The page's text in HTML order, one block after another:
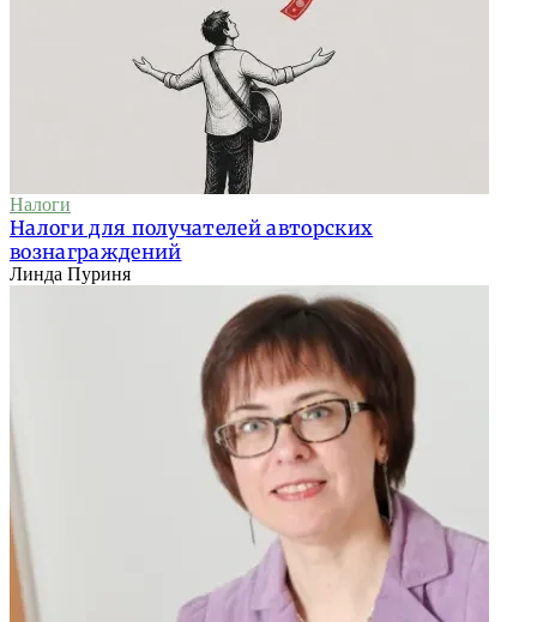
Налоги
Налоги для получателей авторских
вознаграждений
Линда Пуриня